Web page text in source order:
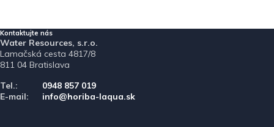
Kontaktujte nás
Water Resources, s.r.o.
Lamačská cesta 4817/8
811 04 Bratislava
Tel.:
0948 857 019
E-mail:
info@horiba-laqua.sk